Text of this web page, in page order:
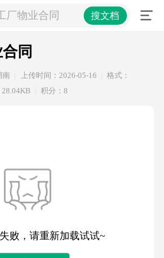
厂物业合同 搜文档
同
南 上传时间：2026-05-16
格式：
积分：8
败，请重新加载试试~